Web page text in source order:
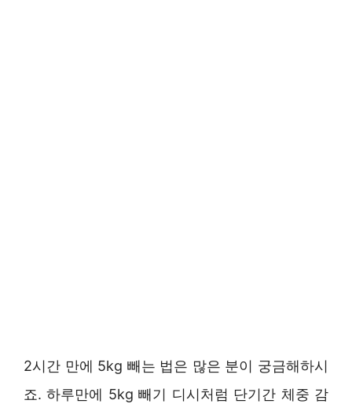
2시간 만에 5kg 빼는 법은 많은 분이 궁금해하시
죠. 하루만에 5kg 빼기 디시처럼 단기간 체중 감